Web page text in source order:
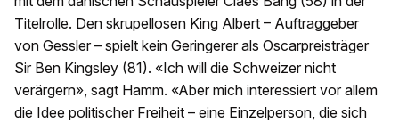
Titelrolle. Den skrupellosen King Albert – Auftraggeber
von Gessler – spielt kein Geringerer als Oscarpreisträger
Sir Ben Kingsley (81). «Ich will die Schweizer nicht
verärgern», sagt Hamm. «Aber mich interessiert vor allem
die Idee politischer Freiheit – eine Einzelperson, die sich